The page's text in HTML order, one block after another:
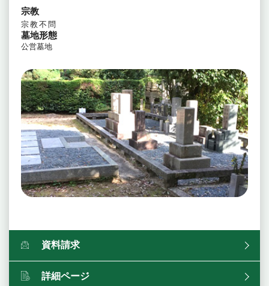
宗教
宗教不問
墓地形態
公営墓地
資料請求
詳細ページ